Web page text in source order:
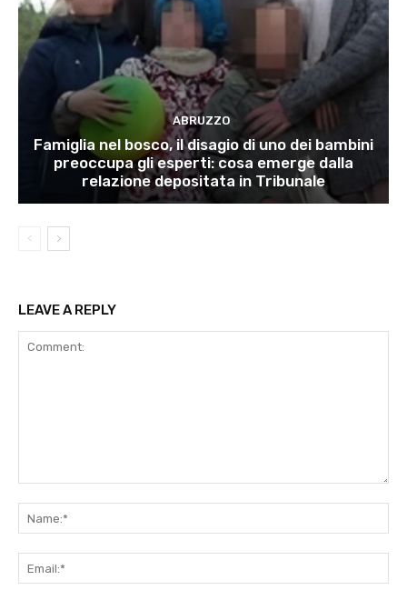
ABRUZZO
Famiglia nel bosco, il disagio di uno dei bambini
preoccupa gli esperti: cosa emerge dalla
relazione depositata in Tribunale
LEAVE A REPLY